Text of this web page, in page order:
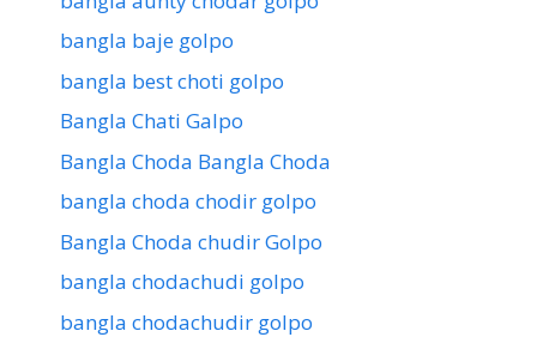
bangla baje golpo
bangla best choti golpo
Bangla Chati Galpo
Bangla Choda Bangla Choda
bangla choda chodir golpo
Bangla Choda chudir Golpo
bangla chodachudi golpo
bangla chodachudir golpo